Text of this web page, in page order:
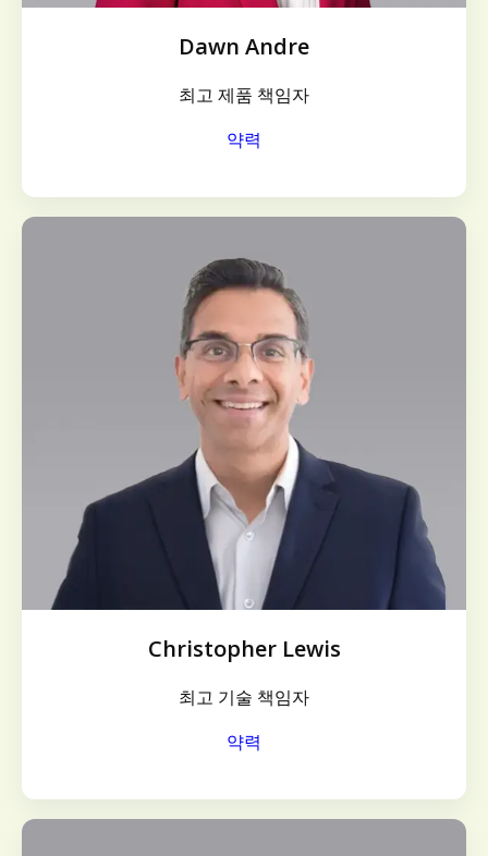
Dawn Andre
최고 제품 책임자
약력
Christopher Lewis
최고 기술 책임자
약력